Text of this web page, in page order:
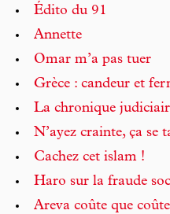
Édito du 91
Annette
Omar m’a pas tuer
Grèce : candeur et
La chronique
N’ayez crainte, ça se
Cachez cet islam !
Haro sur la fraude
Areva coûte que coûte